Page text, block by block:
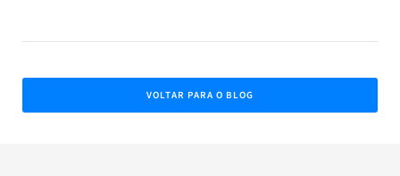
VOLTAR PARA O BLOG